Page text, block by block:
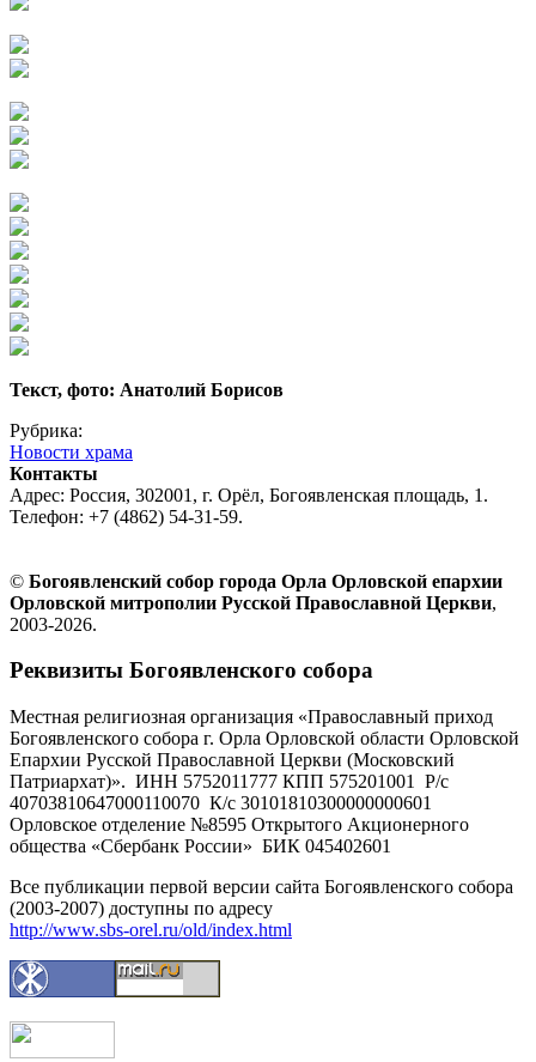
Текст, фото: Анатолий Борисов
Рубрика:
Новости храма
Контакты
Адрес: Россия, 302001, г. Орёл, Богоявленская площадь, 1.
Телефон: +7 (4862) 54-31-59.
© Богоявленский собор города Орла Орловской епархии
Орловской митрополии Русской Православной Церкви,
2003-2026.
Реквизиты Богоявленского собора
Местная религиозная организация «Православный приход
Богоявленского собора г. Орла Орловской области Орловской
Епархии Русской Православной Церкви (Московский
Патриархат)». ИНН 5752011777 КПП 575201001 Р/с
40703810647000110070 К/с 30101810300000000601
Орловское отделение №8595 Открытого Акционерного
общества «Сбербанк России» БИК 045402601
Все публикации первой версии сайта Богоявленского собора
(2003-2007) доступны по адресу
http://www.sbs-orel.ru/old/index.html